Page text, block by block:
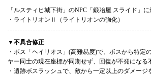
「ルスティヒ城下街」のNPC「鍛冶屋 スライド」に
・ライトリオンⅡ（ライトリオンの強化）
▼不具合修正
・ボス「ヘイリオス」(高難易度)で、ボスから特定
ヤー同士の現在座標が同期せず、回復が不発になる
・遺跡ボスラッシュで、敵から一定以上のダメージ